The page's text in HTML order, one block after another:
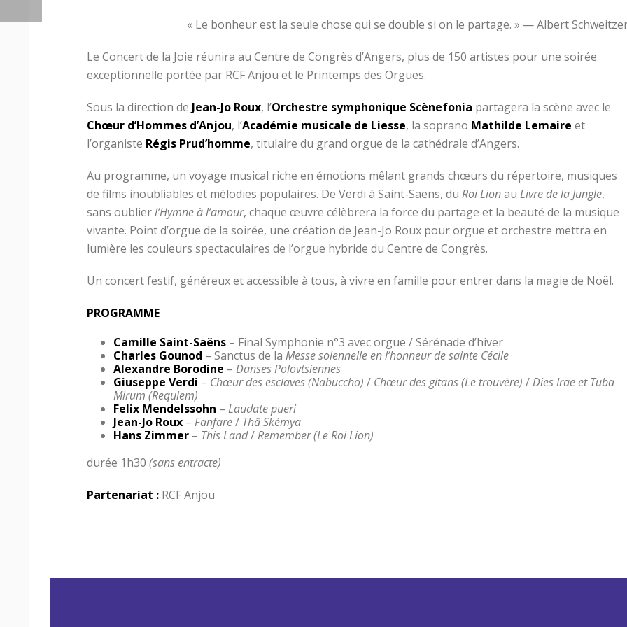
« Le bonheur est la seule chose qui se double si on le partage. » — Albert
Le Concert de la Joie réunira au Centre de Congrès d’Angers, plus de 150 artistes pour une soirée
exceptionnelle portée par RCF Anjou et le Printemps des Orgues.
Sous la direction de Jean-Jo Roux, l’Orchestre symphonique Scènefonia partagera la scène avec le
Chœur d’Hommes d’Anjou, l’Académie musicale de Liesse, la soprano Mathilde Lemaire et
l’organiste Régis Prud’homme, titulaire du grand orgue de la cathédrale d’Angers.
Au programme, un voyage musical riche en émotions mêlant grands chœurs du répertoire, musiques
de films inoubliables et mélodies populaires. De Verdi à Saint-Saëns, duRoi LionauLivre de la Jungle,
sans oublierl’Hymne à l’amour, chaque œuvre célèbrera la force du partage et la beauté de la musique
vivante. Point d’orgue de la soirée, une création de Jean-Jo Roux pour orgue et orchestre mettra en
lumière les couleurs spectaculaires de l’orgue hybride du Centre de Congrès.
Un concert festif, généreux et accessible à tous, à vivre en famille pour entrer dans la magie de Noël.
PROGRAMME
Camille Saint-Saëns – Final Symphonie n°3 avec orgue / Sérénade d’hiver
Charles Gounod – Sanctus de la Messe solennelle en l’honneur de sainte Cécile
Alexandre Borodine – Danses Polovtsiennes
Giuseppe Verdi – Chœur des esclaves (Nabuccho) /Chœur des gitans (Le trouvère) /Dies Irae et Tuba
Mirum (Requiem)
Felix Mendelssohn – Laudate pueri
Jean-Jo Roux– Fanfare/ Thâ Skémya
Hans Zimmer – This Land/Remember (Le Roi Lion)
durée 1h30(sans entracte)
Partenariat : RCF Anjou